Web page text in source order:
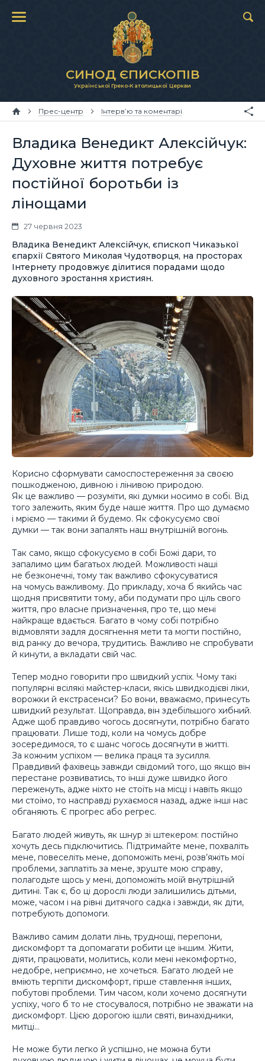
СИНОД ЄПИСКОПІВ
Української Греко-Католицької Церкви
Прес-центр Інтерв’ю та коментарі
Владика Венедикт Алексійчук:
Духовне життя потребує
постійної боротьби із
лінощами
27 червня 2023
Владика Венедикт Алексійчук, єпископ Чиказької
єпархії Святого Миколая Чудотворця, на просторах
Інтернету продовжує ділитися порадами щодо
духовного зростання християн.
Корисно сформувати самоспостереження за своєю
пошкодженою, дивною і лінивою природою.
Як це важливо — розуміти, які думки носимо в собі. Від
того залежить, яким буде наше життя. Про що думаємо
і мріємо — такими й будемо. Як сфокусуємо свої
думки — так вони запалять наш внутрішній вогонь.
Так само, якщо сфокусуємо в собі Божі дари, то
запалимо цим багатьох людей. Можливості наші
не безконечні, тому так важливо сфокусуватися
на чомусь важливому. До прикладу, хоча б якийсь час
щодня присвятити тому, аби подумати про ціль свого
життя, про власне призначення, про те, що мені
найкраще вдається. Багато в чому собі потрібно
відмовляти задля досягнення мети та могти постійно,
від ранку до вечора, трудитись. Важливо не спробувати
й кинути, а вкладати свій час.
Тепер модно говорити про швидкий успіх. Чому такі
популярні всілякі майстер-класи, якісь швидкодієві ліки,
ворожки й екстрасенси? Бо вони, вважаємо, принесуть
швидкий результат. Щоправда, він здебільшого хибний.
Адже щоб правдиво чогось досягнути, потрібно багато
працювати. Лише тоді, коли на чомусь добре
зосередимося, то є шанс чогось досягнути в житті.
За кожним успіхом — велика праця та зусилля.
Правдивий фахівець завжди свідомий того, що якщо він
перестане розвиватись, то інші дуже швидко його
переженуть, адже ніхто не стоїть на місці і навіть якщо
ми стоїмо, то насправді рухаємося назад, адже інші нас
обганяють. Є прогрес або регрес.
Багато людей живуть, як шнур зі штекером: постійно
хочуть десь підключитись. Підтримайте мене, похваліть
мене, повеселіть мене, допоможіть мені, розв’яжіть мої
проблеми, заплатіть за мене, зруште мою справу,
полагодьте щось у мені, допоможіть моїй внутрішній
дитині. Так є, бо ці дорослі люди залишились дітьми,
може, часом і на рівні дитячого садка і завжди, як діти,
потребують допомоги.
Важливо самим долати лінь, труднощі, перепони,
дискомфорт та допомагати робити це іншим. Жити,
діяти, працювати, молитись, коли мені некомфортно,
недобре, неприємно, не хочеться. Багато людей не
вміють терпіти дискомфорт, гірше ставлення інших,
побутові проблеми. Тим часом, коли хочемо досягнути
успіху, чого б то не стосувалося, потрібно не зважати на
дискомфорт. Цією дорогою ішли святі, винахідники,
митці…
Не може бути легко й успішно, не можна бути